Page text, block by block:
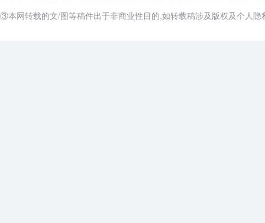
③本网转载的文/图等稿件出于非商业性目的,如转载稿涉及版权及个人